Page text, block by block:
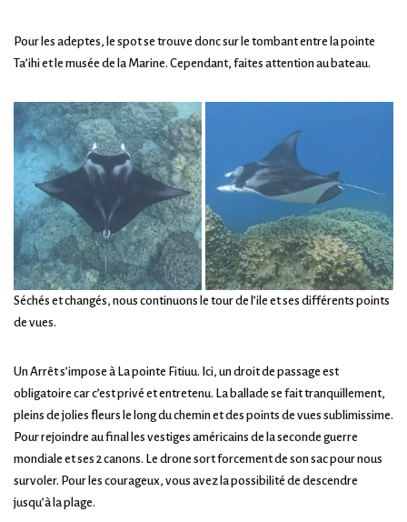
Pour les adeptes, le spot se trouve donc sur le tombant entre la pointe
Ta’ihi et le musée de la Marine. Cependant, faites attention au bateau.
Séchés et changés, nous continuons le tour de l’ile et ses différents points
de vues.
Un Arrêt s’impose à La pointe Fitiuu. Ici, un droit de passage est
obligatoire car c’est privé et entretenu. La ballade se fait tranquillement,
pleins de jolies fleurs le long du chemin et des points de vues sublimissime.
Pour rejoindre au final les vestiges américains de la seconde guerre
mondiale et ses 2 canons. Le drone sort forcement de son sac pour nous
survoler. Pour les courageux, vous avez la possibilité de descendre
jusqu’à la plage.